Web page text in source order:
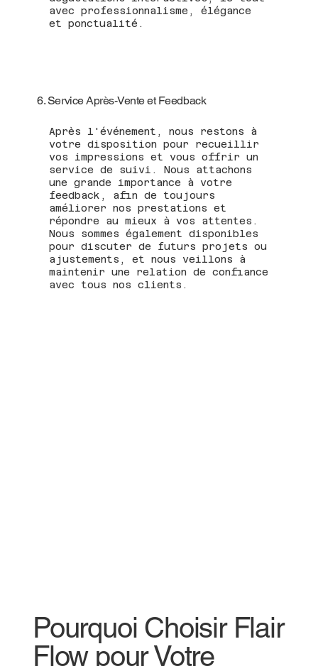
avec professionnalisme, élégance
et ponctualité.
6. Service Après-Vente et Feedback
Après l'événement, nous restons à
votre disposition pour recueillir
vos impressions et vous offrir un
service de suivi. Nous attachons
une grande importance à votre
feedback, afin de toujours
améliorer nos prestations et
répondre au mieux à vos attentes.
Nous sommes également disponibles
pour discuter de futurs projets ou
ajustements, et nous veillons à
maintenir une relation de confiance
avec tous nos clients.
Pourquoi Choisir Flair
Flow pour Votre